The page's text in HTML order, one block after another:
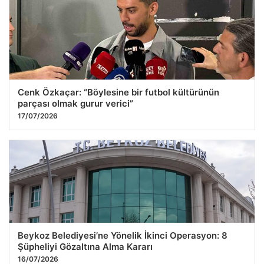
Cenk Özkaçar: “Böylesine bir futbol kültürünün
parçası olmak gurur verici”
17/07/2026
Beykoz Belediyesi’ne Yönelik İkinci Operasyon: 8
Şüpheliyi Gözaltına Alma Kararı
16/07/2026